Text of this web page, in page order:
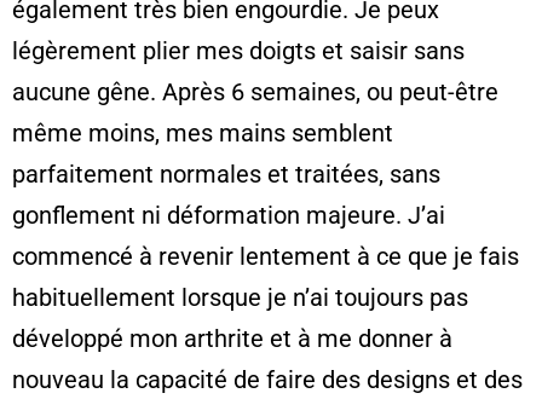
également très bien engourdie. Je peux
légèrement plier mes doigts et saisir sans
aucune gêne. Après 6 semaines, ou peut-être
même moins, mes mains semblent
parfaitement normales et traitées, sans
gonflement ni déformation majeure. J’ai
commencé à revenir lentement à ce que je fais
habituellement lorsque je n’ai toujours pas
développé mon arthrite et à me donner à
nouveau la capacité de faire des designs et des